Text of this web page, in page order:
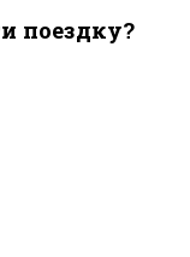
поездку?